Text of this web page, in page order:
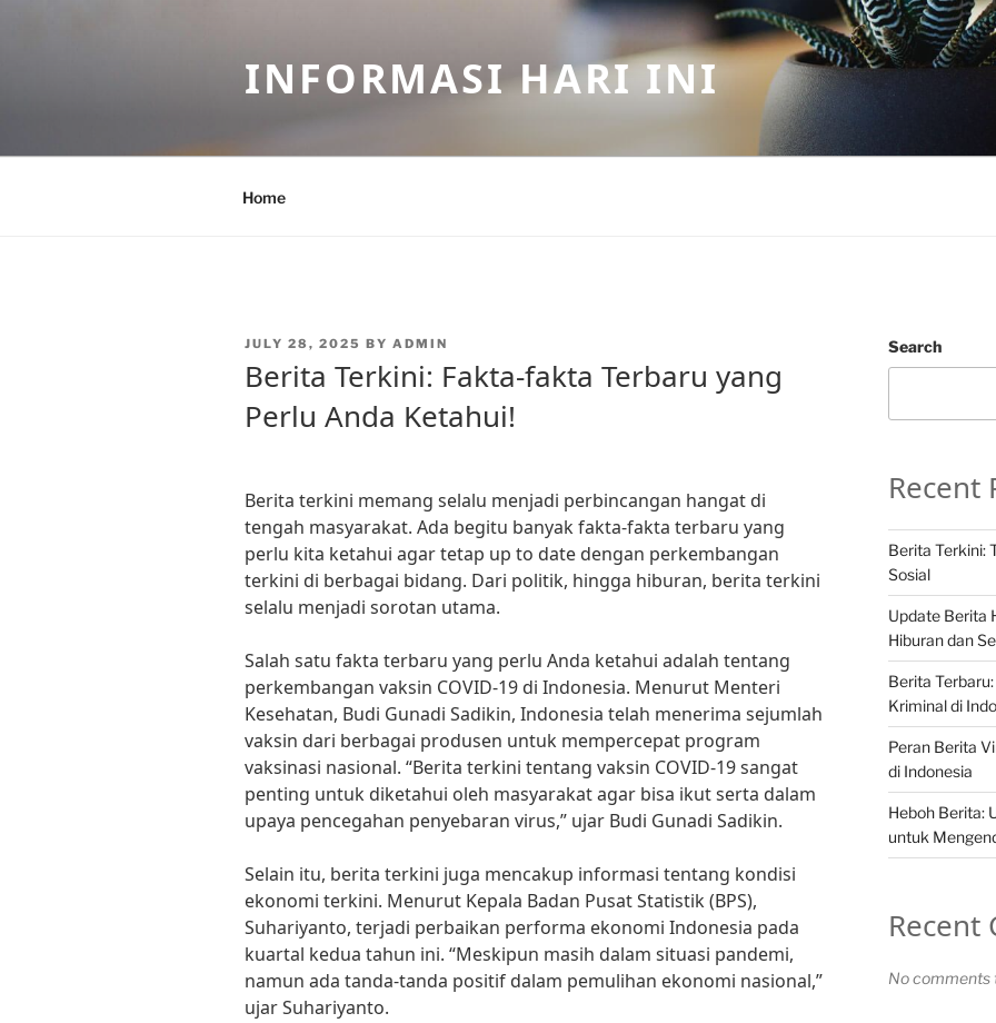
INFORMASI HARI INI
Home
POSTED
JULY 28, 2025 BY ADMIN
Berita Terkini: Fakta-fakta Terbaru yang
Perlu Anda Ketahui!
Berita terkini memang selalu menjadi perbincangan hangat di
tengah masyarakat. Ada begitu banyak fakta-fakta terbaru yang
perlu kita ketahui agar tetap up to date dengan perkembangan
terkini di berbagai bidang. Dari politik, hingga hiburan, berita terkini
selalu menjadi sorotan utama.
Salah satu fakta terbaru yang perlu Anda ketahui adalah tentang
perkembangan vaksin COVID-19 di Indonesia. Menurut Menteri
Kesehatan, Budi Gunadi Sadikin, Indonesia telah menerima sejumlah
vaksin dari berbagai produsen untuk mempercepat program
vaksinasi nasional. “Berita terkini tentang vaksin COVID-19 sangat
penting untuk diketahui oleh masyarakat agar bisa ikut serta dalam
upaya pencegahan penyebaran virus,” ujar Budi Gunadi Sadikin.
Selain itu, berita terkini juga mencakup informasi tentang kondisi
ekonomi terkini. Menurut Kepala Badan Pusat Statistik (BPS),
Suhariyanto, terjadi perbaikan performa ekonomi Indonesia pada
kuartal kedua tahun ini. “Meskipun masih dalam situasi pandemi,
namun ada tanda-tanda positif dalam pemulihan ekonomi nasional,”
ujar Suhariyanto.
Search
Recent
Berita Terkini:
Sosial
Update Berita
Hiburan dan
Berita
Kriminal di
Peran Berita
di Indonesia
Heboh Berita:
untuk
Recent
No comments